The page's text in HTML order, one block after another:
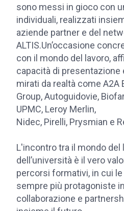
sono messi in gioco con
individuali, realizzati
aziende partner e del
ALTIS.Un’occasione
con il mondo del lavoro,
capacità di
mirati da realtà come A2A
Group, Autoguidovie,
UPMC, Leroy Merlin,
Nidec, Pirelli, Prysmian e
L'incontro tra il mondo del
dell’università è il vero
percorsi formativi, in cui
sempre più protagoniste
collaborazione e